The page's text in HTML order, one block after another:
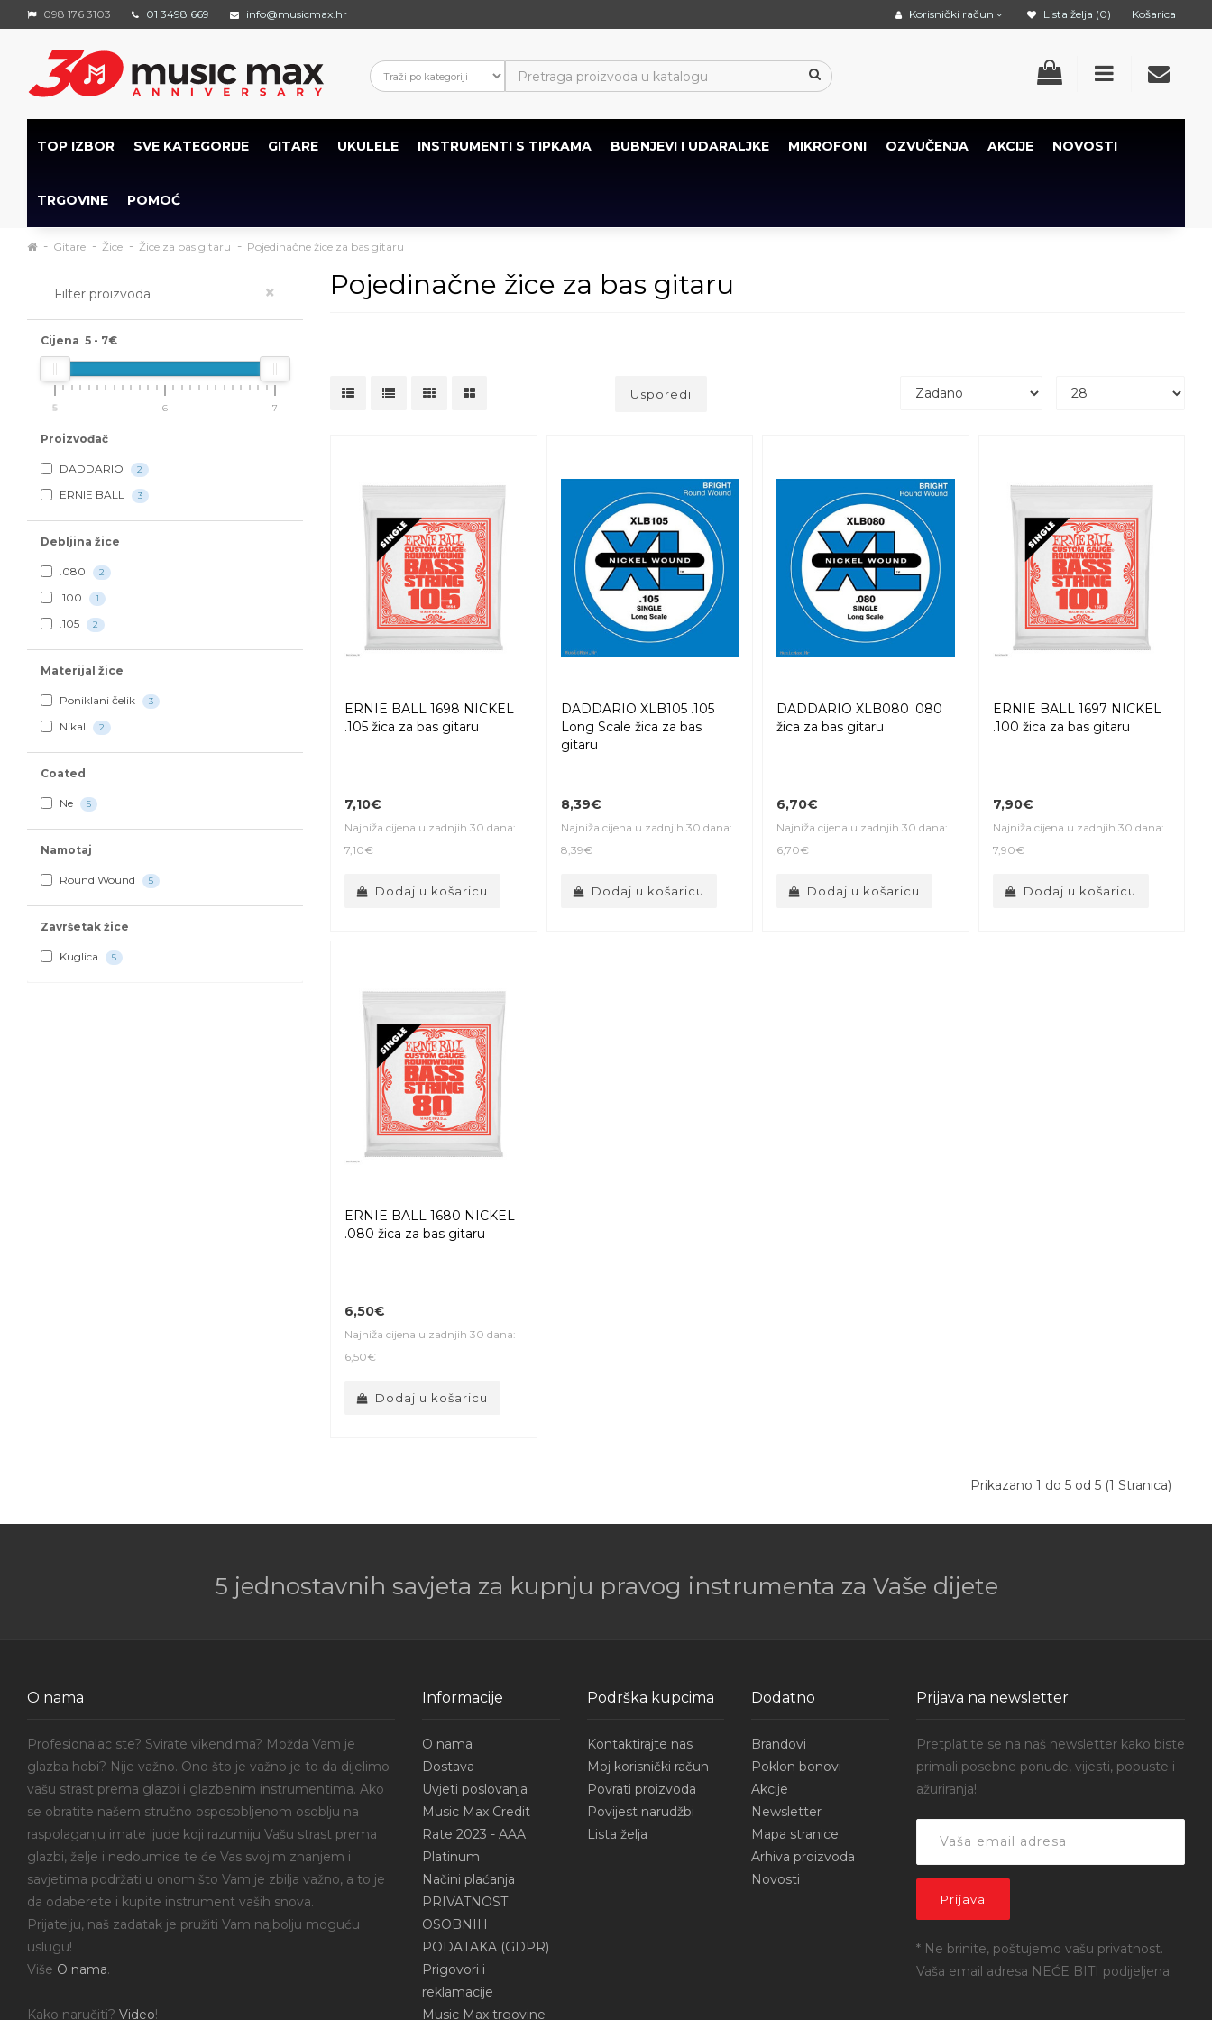
098 176 3103 01 3498 669 info@musicmax.hr Korisnički račun Lista želja (0) Košarica
TOP IZBOR SVE KATEGORIJE GITARE UKULELE INSTRUMENTI S TIPKAMA BUBNJEVI I UDARALJKE MIKROFONI OZVUČENJA AKCIJE NOVOSTI
TRGOVINE POMOĆ
Gitare Žice Žice za bas gitaru Pojedinačne žice za bas gitaru
Filter proizvoda ×
Cijena 5 - 7€
5 6 7
Proizvođač
DADDARIO 2
ERNIE BALL 3
Debljina žice
.080 2
.100 1
.105 2
Materijal žice
Poniklani čelik 3
Nikal 2
Coated
Ne 5
Namotaj
Round Wound 5
Završetak žice
Kuglica 5
Pojedinačne žice za bas gitaru
Usporedi
ERNIE BALL 1698 NICKEL
.105 žica za bas gitaru
7,10€
Najniža cijena u zadnjih 30 dana:
7,10€
Dodaj u košaricu
DADDARIO XLB105 .105
Long Scale žica za bas
gitaru
8,39€
Najniža cijena u zadnjih 30 dana:
8,39€
Dodaj u košaricu
DADDARIO XLB080 .080
žica za bas gitaru
6,70€
Najniža cijena u zadnjih 30 dana:
6,70€
Dodaj u košaricu
ERNIE BALL 1697 NICKEL
.100 žica za bas gitaru
7,90€
Najniža cijena u zadnjih 30 dana:
7,90€
Dodaj u košaricu
ERNIE BALL 1680 NICKEL
.080 žica za bas gitaru
6,50€
Najniža cijena u zadnjih 30 dana:
6,50€
Dodaj u košaricu
Prikazano 1 do 5 od 5 (1 Stranica)
5 jednostavnih savjeta za kupnju pravog instrumenta za Vaše dijete
O nama
Profesionalac ste? Svirate vikendima? Možda Vam je
glazba hobi? Nije važno. Ono što je važno je to da dijelimo
vašu strast prema glazbi i glazbenim instrumentima. Ako
se obratite našem stručno osposobljenom osoblju na
raspolaganju imate ljude koji razumiju Vašu strast prema
glazbi, želje i nedoumice te će Vas svojim znanjem i
savjetima podržati u onom što Vam je zbilja važno, a to je
da odaberete i kupite instrument vaših snova.
Prijatelju, naš zadatak je pružiti Vam najbolju moguću
uslugu!
Više O nama.
Kako naručiti? Video!
Informacije
O nama
Dostava
Uvjeti poslovanja
Music Max Credit
Rate 2023 - AAA
Platinum
Načini plaćanja
PRIVATNOST
OSOBNIH
PODATAKA (GDPR)
Prigovori i
reklamacije
Music Max trgovine
Podrška kupcima
Kontaktirajte nas
Moj korisnički račun
Povrati proizvoda
Povijest narudžbi
Lista želja
Dodatno
Brandovi
Poklon bonovi
Akcije
Newsletter
Mapa stranice
Arhiva proizvoda
Novosti
Prijava na newsletter
Pretplatite se na naš newsletter kako biste
primali posebne ponude, vijesti, popuste i
ažuriranja!
* Ne brinite, poštujemo vašu privatnost.
Vaša email adresa NEĆE BITI podijeljena.